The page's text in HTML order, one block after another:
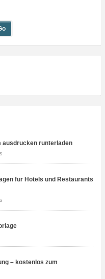
ausdrucken runterladen
für Hotels und Restaurants
– kostenlos zum